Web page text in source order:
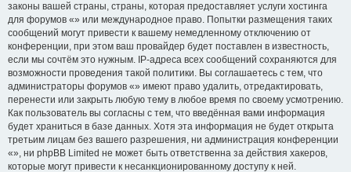
законы вашей страны, страны, которая предоставляет услуги хостинга
для форумов «» или международное право. Попытки размещения таких
сообщений могут привести к вашему немедленному отключению от
конференции, при этом ваш провайдер будет поставлен в известность,
если мы сочтём это нужным. IP-адреса всех сообщений сохраняются для
возможности проведения такой политики. Вы соглашаетесь с тем, что
администраторы форумов «» имеют право удалить, отредактировать,
перенести или закрыть любую тему в любое время по своему усмотрению.
Как пользователь вы согласны с тем, что введённая вами информация
будет храниться в базе данных. Хотя эта информация не будет открыта
третьим лицам без вашего разрешения, ни администрация конференции
«», ни phpBB Limited не может быть ответственна за действия хакеров,
которые могут привести к несанкционированному доступу к ней.